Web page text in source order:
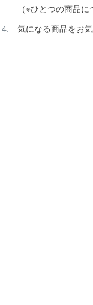
（※ひとつの商品
気になる商品をお